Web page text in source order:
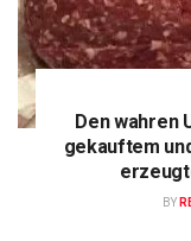
Den wahren
gekauftem
BY